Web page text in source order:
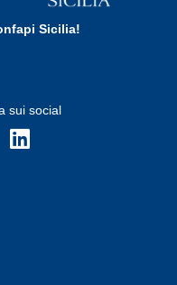
Sicilia!
sui social